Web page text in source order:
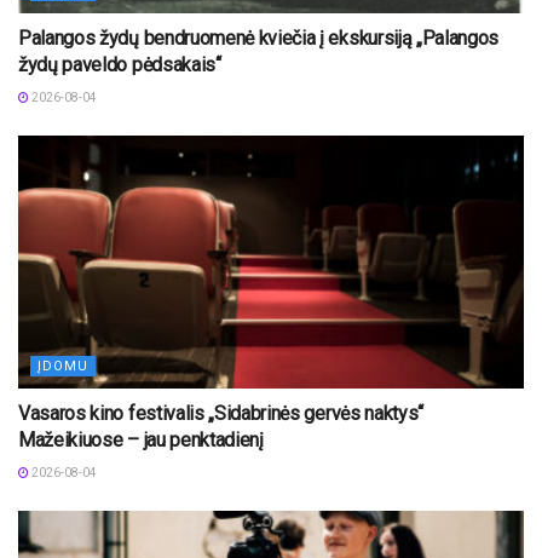
Palangos žydų bendruomenė kviečia į ekskursiją „Palangos
žydų paveldo pėdsakais“
2026-08-04
ĮDOMU
Vasaros kino festivalis „Sidabrinės gervės naktys“
Mažeikiuose – jau penktadienį
2026-08-04